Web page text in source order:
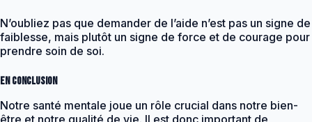
N’oubliez pas que demander de l’aide n’est pas un signe de
faiblesse, mais plutôt un signe de force et de courage pour
prendre soin de soi.
En conclusion
Notre santé mentale joue un rôle crucial dans notre bien-
être et notre qualité de vie. Il est donc important de